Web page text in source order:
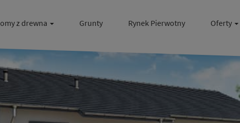
z drewna Grunty Rynek Pierwotny Oferty